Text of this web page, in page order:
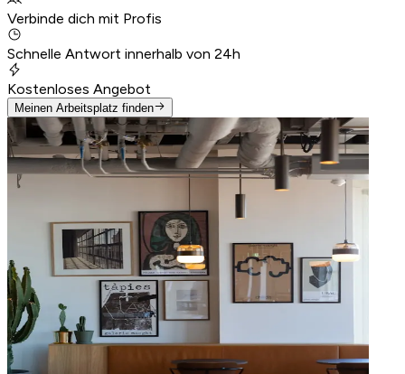
Verbinde dich mit Profis
Schnelle Antwort innerhalb von 24h
Kostenloses Angebot
Meinen Arbeitsplatz finden